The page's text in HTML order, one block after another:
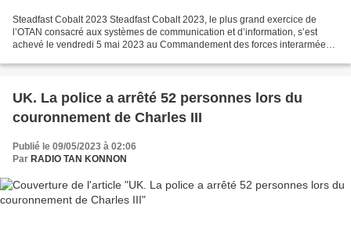
Steadfast Cobalt 2023 Steadfast Cobalt 2023, le plus grand exercice de
l’OTAN consacré aux systèmes de communication et d’information, s’est
achevé le vendredi 5 mai 2023 au Commandement des forces interarmées
UK. La police a arrêté 52 personnes lors du
couronnement de Charles III
Publié le 09/05/2023 à 02:06
Par RADIO TAN KONNON